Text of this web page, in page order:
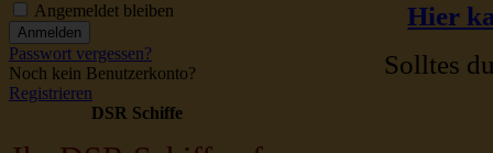
Angemeldet bleiben
Passwort vergessen?
Noch kein Benutzerkonto?
Registrieren
DSR Schiffe
Hier
Solltes